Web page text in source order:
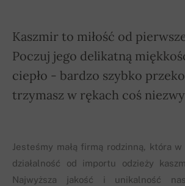
Kaszmir to miłość od
Poczuj jego delikatną
ciepło - bardzo szybko
trzymasz w rękach coś
Jesteśmy małą firmą rodzinną, która w
działalność od importu odzieży
Najwyższa jakość i unikalność